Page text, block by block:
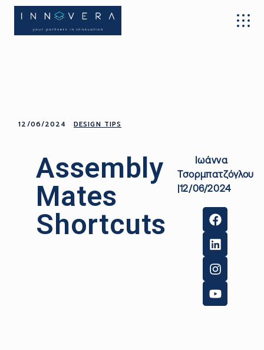
12/06/2024 DESIGN TIPS
Assembly
Mates
Shortcuts
Ιωάννα
Τσορμπατζόγλου
|12/06/2024